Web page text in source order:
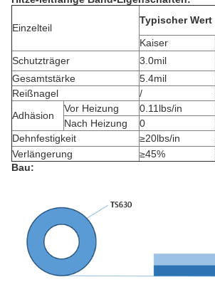
Einzelteil
Typischer Wert
Kaiser
Schutzträger
3.0mil
Gesamtstärke
5.4mil
Reißnagel
/
Adhäsion
Vor Heizung 0.11lbs/in
Nach Heizung
0
Dehnfestigkeit
≥20lbs/in
Verlängerung
≥45%
Bau: